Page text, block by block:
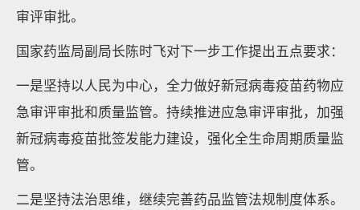
审评审批。
国家药监局副局长陈时飞对下一步工作提出五点要求：
一是坚持以人民为中心，全力做好新冠病毒疫苗药物应
急审评审批和质量监管。持续推进应急审评审批，加强
新冠病毒疫苗批签发能力建设，强化全生命周期质量监
管。
二是坚持法治思维，继续完善药品监管法规制度体系。